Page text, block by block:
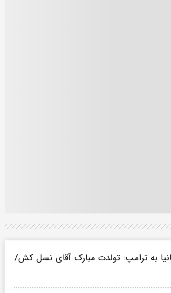
به ترامپ: تولدت مبارک آقای نسل کش/